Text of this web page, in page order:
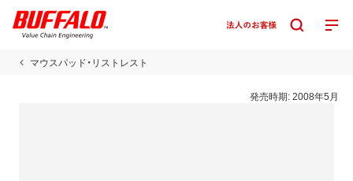
マウスパッド・リストレスト
発売時期:2008年5月